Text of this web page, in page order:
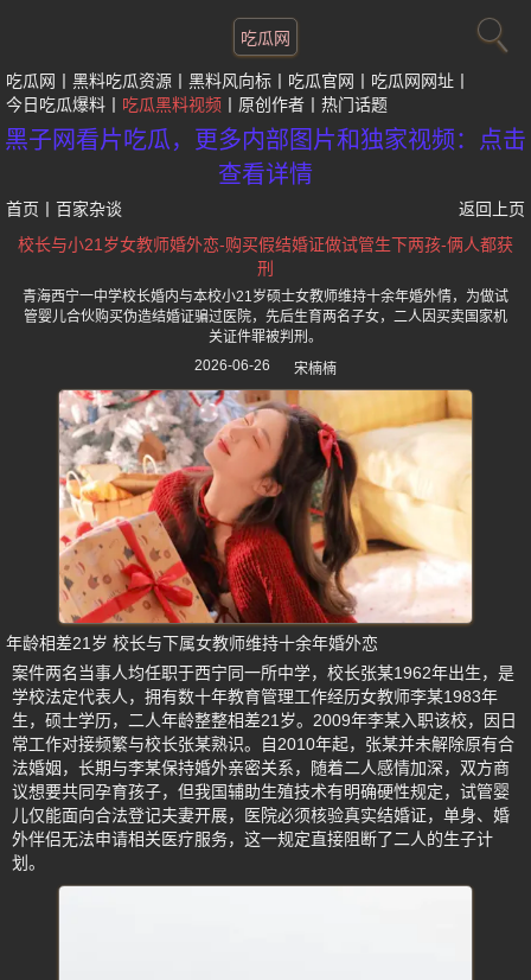
吃瓜网
吃瓜网 黑料吃瓜资源 黑料风向标 吃瓜官网
吃瓜网网址
今日吃瓜爆料
吃瓜黑料视频 原创作者 热门话题
黑子网看片吃瓜，更多内部图片和独家视频：点击
查看详情
首页 百家杂谈
返回上页
校长与小21岁女教师婚外恋-购买假结婚证做试管生下两孩-俩人都获
刑
青海西宁一中学校长婚内与本校小21岁硕士女教师维持十余年婚外情，为做试
管婴儿合伙购买伪造结婚证骗过医院，先后生育两名子女，二人因买卖国家机
关证件罪被判刑。
2026-06-26
宋楠楠
年龄相差21岁 校长与下属女教师维持十余年婚外恋
案件两名当事人均任职于西宁同一所中学，校长张某1962年出生，是
学校法定代表人，拥有数十年教育管理工作经历女教师李某1983年
生，硕士学历，二人年龄整整相差21岁。2009年李某入职该校，因日
常工作对接频繁与校长张某熟识。自2010年起，张某并未解除原有合
法婚姻，长期与李某保持婚外亲密关系，随着二人感情加深，双方商
议想要共同孕育孩子，但我国辅助生殖技术有明确硬性规定，试管婴
儿仅能面向合法登记夫妻开展，医院必须核验真实结婚证，单身、婚
外伴侣无法申请相关医疗服务，这一规定直接阻断了二人的生子计
划。